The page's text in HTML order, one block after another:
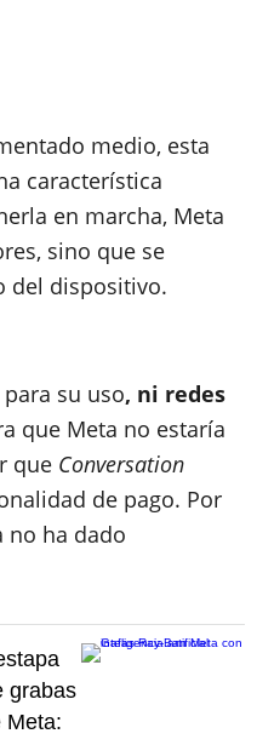
medio, esta
característica
en marcha, Meta
sino que se
del dispositivo.
su uso, ni redes
que Meta no estaría
que Conversation
de pago. Por
no ha dado
grabas
Meta: